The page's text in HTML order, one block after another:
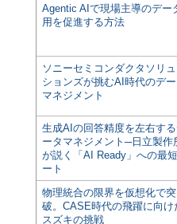
Agentic AIで現場主導のデー
用を促進する方法
ソニーセミコンダクタソリ
ションズが挑むAI時代のデー
マネジメント
生成AIの回答精度を左右す
ータマネジメント─日立製作
が説く「AI Ready」への最
ート
物理統合の限界を仮想化で突
破。CASE時代の飛躍に向け
スズキの挑戦